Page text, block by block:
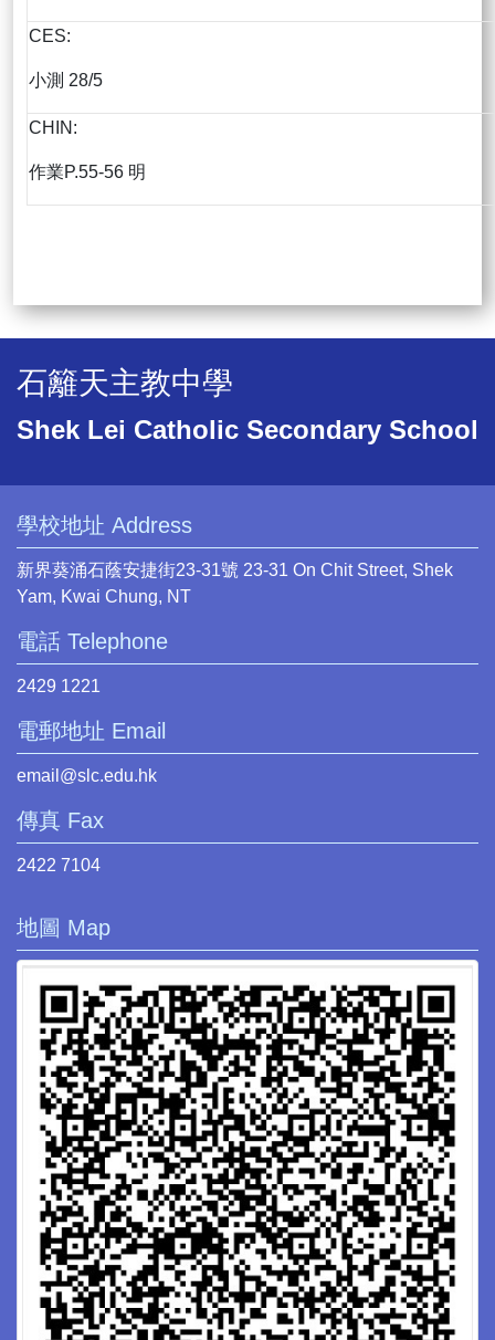
CES:
小測 28/5
CHIN:
作業P.55-56 明
石籬天主教中學
Shek Lei Catholic Secondary School
學校地址 Address
新界葵涌石蔭安捷街23-31號 23-31 On Chit Street, Shek
Yam, Kwai Chung, NT
電話 Telephone
2429 1221
電郵地址 Email
email@slc.edu.hk
傳真 Fax
2422 7104
地圖 Map